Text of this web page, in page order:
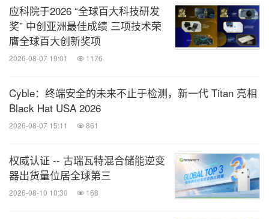
包括玉米、大豆和棉花等主要农作物以及果蔬种子，
帮助全球农民高效使用水和其它重要的自然资源的同
时获取更好的收成。我们着重于不断地寻找和开发既
民通过应用农田和气候数据科学来改善农耕模式保护
自然资源，以及提供不同的作物保护产品降低害虫和
病害给作物带来的危害。与此同时，我们通过不同的
项目和合作关系，与农民、科研人员、非盈利组织、
大学院校和其它机构携手合作，共同面对诸多严峻挑
战。欢迎您登陆我们的官方网站
monsanto.com,Mo
应科院于2026 “全球百大科技研发
奖” 中创亚洲最佳成绩 三项技术荣
膺全球百大创新奖项
2026-08-07 19:01 1176
Cyble：终端安全的未来不止于检测，新一代 Titan 亮相
Black Hat USA 2026
2026-08-07 15:11 861
权威认证 -- 古瑞瓦特混合储能逆变
器出货量位居全球第三
2026-08-10 10:30 168